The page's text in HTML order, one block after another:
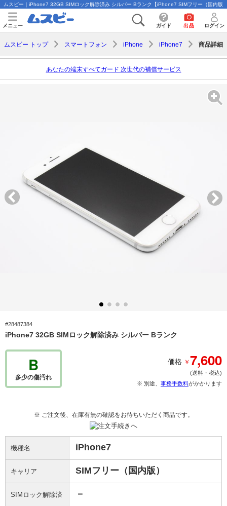
ムスビー｜iPhone7 32GB SIMロック解除済み シルバー Bランク【iPhone7 SIMフリー（国内版
メニュー ガイド 出品 ログイン
ムスビー トップ スマートフォン iPhone iPhone7 商品詳細
あなたの端末すべてガード 次世代の補償サービス
#28487384
iPhone7 32GB SIMロック解除済み シルバー Bランク
B
多少の傷汚れ
価格 ￥7,600
(送料・税込)
※ 別途、 事務手数料がかかります
※ ご注文後、在庫有無の確認をお待ちいただく商品です。
機種名 iPhone7
キャリア SIMフリー（国内版）
SIMロック解除済 －